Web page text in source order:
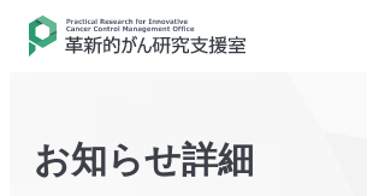
お知らせ詳細